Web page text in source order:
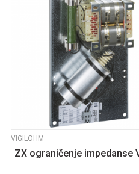
UPOREDI
VIGILOHM
ZX ograničenje impedanse